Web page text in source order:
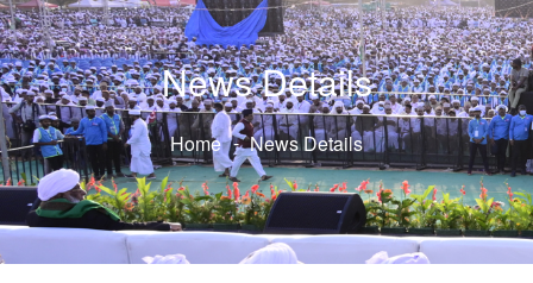
News Details
Home News Details